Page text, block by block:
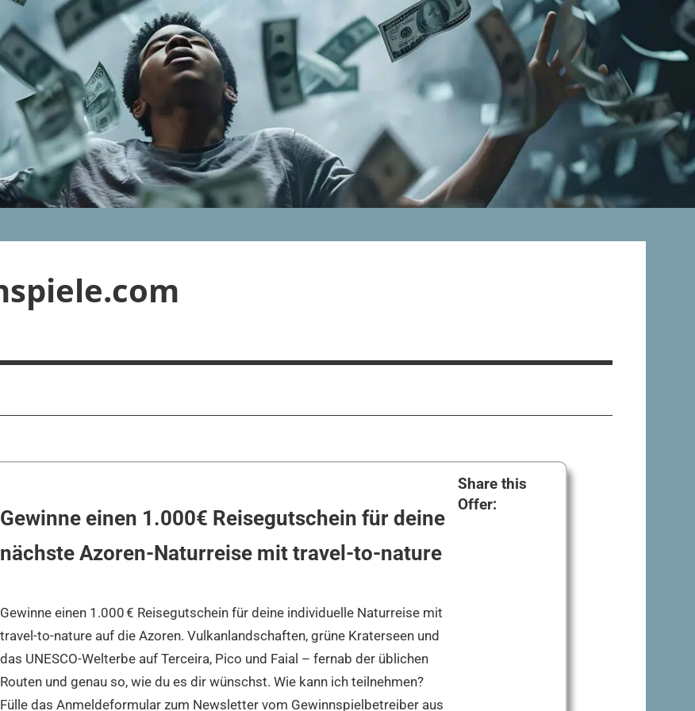
Gewinne einen 1.000€ Reisegutschein für deine
nächste Azoren-Naturreise mit travel-to-nature
Gewinne einen 1.000 € Reisegutschein für deine individuelle Naturreise mit
travel-to-nature auf die Azoren. Vulkanlandschaften, grüne Kraterseen und
das UNESCO-Welterbe auf Terceira, Pico und Faial – fernab der üblichen
Routen und genau so, wie du es dir wünschst. Wie kann ich teilnehmen?
Fülle das Anmeldeformular zum Newsletter vom Gewinnspielbetreiber aus
Share this
Offer: